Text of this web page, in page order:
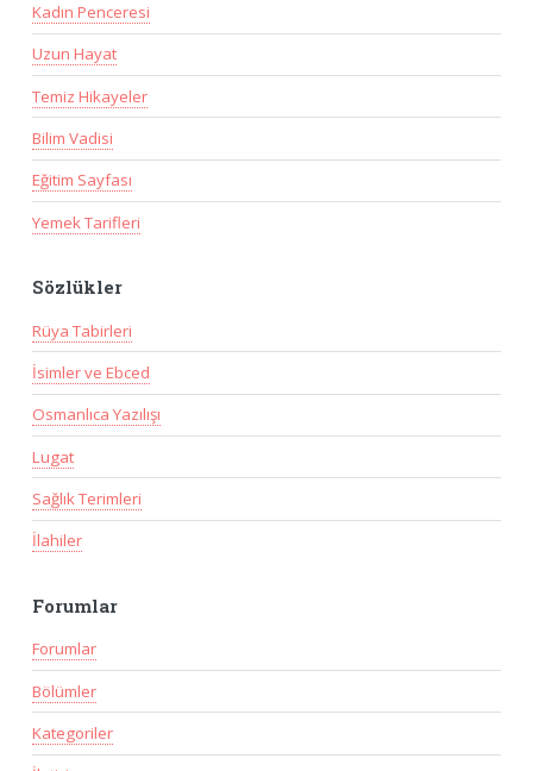
Kadın Penceresi
Uzun Hayat
Temiz Hikayeler
Bilim Vadisi
Eğitim Sayfası
Yemek Tarifleri
Sözlükler
Rüya Tabirleri
İsimler ve Ebced
Osmanlıca Yazılışı
Lugat
Sağlık Terimleri
İlahiler
Forumlar
Forumlar
Bölümler
Kategoriler